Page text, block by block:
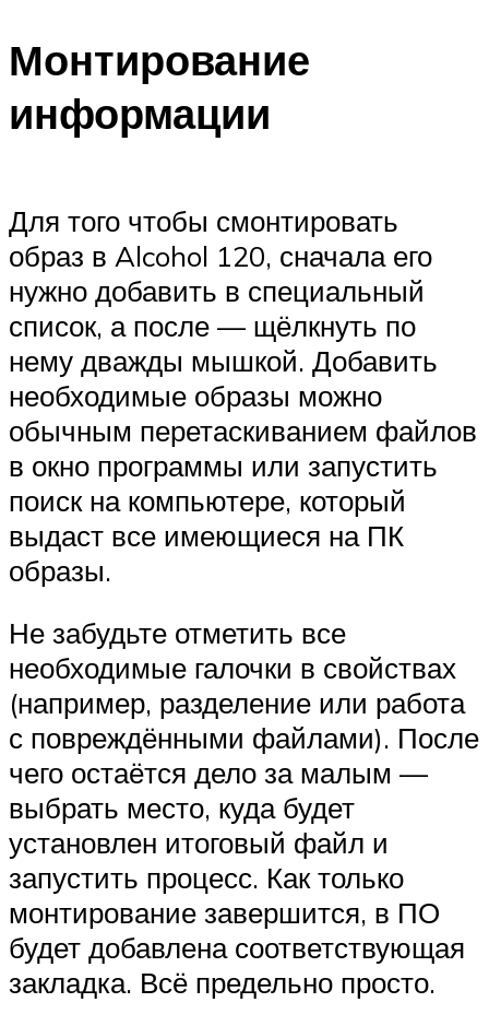
Монтирование
информации
Для того чтобы смонтировать
образ в Alcohol 120, сначала его
нужно добавить в специальный
список, а после — щёлкнуть по
нему дважды мышкой. Добавить
необходимые образы можно
обычным перетаскиванием файлов
в окно программы или запустить
поиск на компьютере, который
выдаст все имеющиеся на ПК
образы.
Не забудьте отметить все
необходимые галочки в свойствах
(например, разделение или работа
с повреждёнными файлами). После
чего остаётся дело за малым —
выбрать место, куда будет
установлен итоговый файл и
запустить процесс. Как только
монтирование завершится, в ПО
будет добавлена соответствующая
закладка. Всё предельно просто.